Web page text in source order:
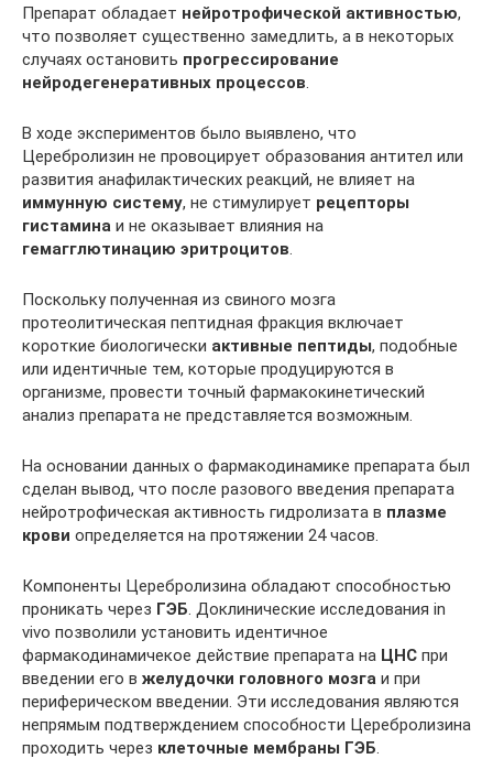
Препарат обладает нейротрофической активностью,
что позволяет существенно замедлить, а в некоторых
случаях остановить прогрессирование
нейродегенеративных процессов.
В ходе экспериментов было выявлено, что
Церебролизин не провоцирует образования антител или
развития анафилактических реакций, не влияет на
иммунную систему, не стимулирует рецепторы
гистамина и не оказывает влияния на
гемагглютинацию эритроцитов.
Поскольку полученная из свиного мозга
протеолитическая пептидная фракция включает
короткие биологически активные пептиды, подобные
или идентичные тем, которые продуцируются в
организме, провести точный фармакокинетический
анализ препарата не представляется возможным.
На основании данных о фармакодинамике препарата был
сделан вывод, что после разового введения препарата
нейротрофическая активность гидролизата в плазме
крови определяется на протяжении 24 часов.
Компоненты Церебролизина обладают способностью
проникать через ГЭБ. Доклинические исследования in
vivo позволили установить идентичное
фармакодинамичекое действие препарата на ЦНС при
введении его в желудочки головного мозга и при
периферическом введении. Эти исследования являются
непрямым подтверждением способности Церебролизина
проходить через клеточные мембраны ГЭБ.